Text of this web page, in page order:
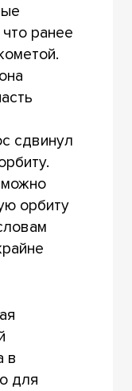
ранее
сдвинул
орбиту
в
для